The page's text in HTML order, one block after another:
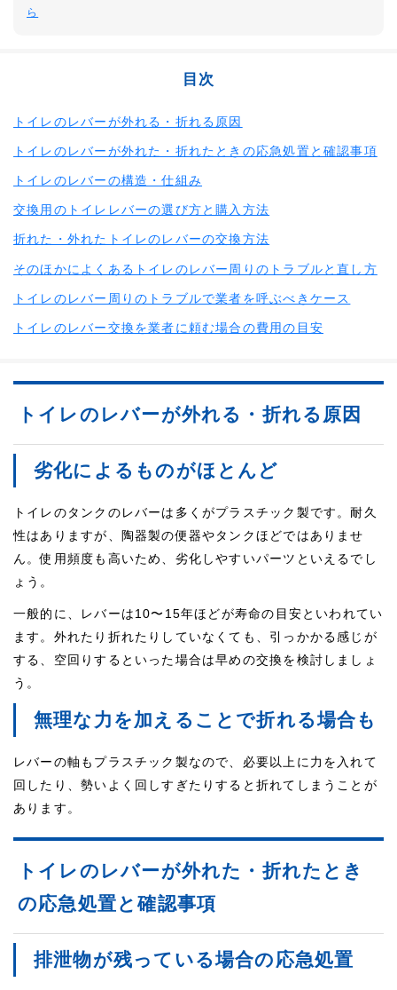
ら
目次
トイレのレバーが外れる・折れる原因
トイレのレバーが外れた・折れたときの応急処置と確認事項
トイレのレバーの構造・仕組み
交換用のトイレレバーの選び方と購入方法
折れた・外れたトイレのレバーの交換方法
そのほかによくあるトイレのレバー周りのトラブルと直し方
トイレのレバー周りのトラブルで業者を呼ぶべきケース
トイレのレバー交換を業者に頼む場合の費用の目安
トイレのレバーが外れる・折れる原因
劣化によるものがほとんど
トイレのタンクのレバーは多くがプラスチック製です。耐久
性はありますが、陶器製の便器やタンクほどではありませ
ん。使用頻度も高いため、劣化しやすいパーツといえるでし
ょう。
一般的に、レバーは10〜15年ほどが寿命の目安といわれてい
ます。外れたり折れたりしていなくても、引っかかる感じが
する、空回りするといった場合は早めの交換を検討しましょ
う。
無理な力を加えることで折れる場合も
レバーの軸もプラスチック製なので、必要以上に力を入れて
回したり、勢いよく回しすぎたりすると折れてしまうことが
あります。
トイレのレバーが外れた・折れたとき
の応急処置と確認事項
排泄物が残っている場合の応急処置